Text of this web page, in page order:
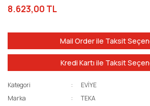
8.623,00 TL
Mail Order ile Taksit
Kredi Kartı ile Taksit
Kategori
EVİYE
Marka
TEKA